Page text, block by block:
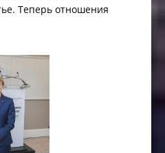
Теперь отношения